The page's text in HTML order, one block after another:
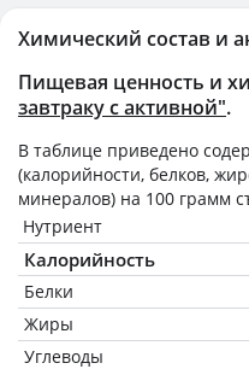
Химический состав и
Пищевая ценность и
завтраку с активной".
В таблице приведено
(калорийности, белков,
минералов) на 100 грамм
Нутриент
Калорийность
Белки
Жиры
Углеводы